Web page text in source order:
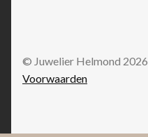
© Juwelier Helmond 2026
Voorwaarden